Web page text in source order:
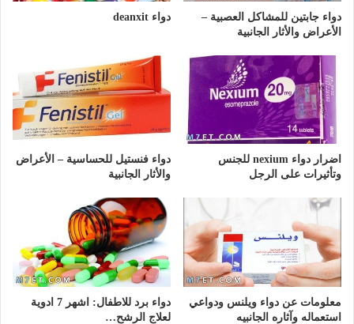
دواء جابتين للمشاكل العصبية –
الأعراض والأثار الجانبية
دواء deanxit
اضرار دواء nexium للجنس
وتأثيرات على الرجل
دواء فنستيل للحساسية – الأعراض
والأثار الجانبية
معلومات عن دواء ويلنس ودواعي
استعماله وآثاره الجانبيه
دواء برد للاطفال: اشهر 7 ادوية
لعلاج الرشح…